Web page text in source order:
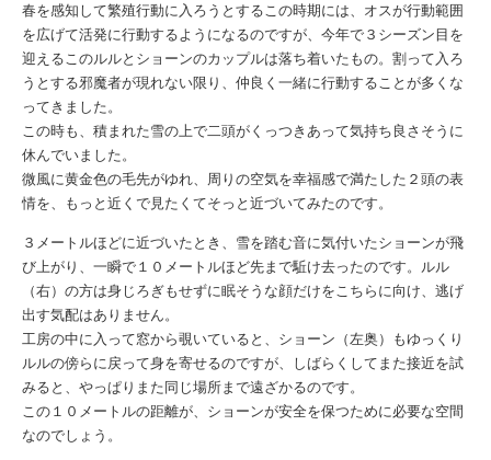
春を感知して繁殖行動に入ろうとするこの時期には、オスが行動範囲
を広げて活発に行動するようになるのですが、今年で３シーズン目を
迎えるこのルルとショーンのカップルは落ち着いたもの。割って入ろ
うとする邪魔者が現れない限り、仲良く一緒に行動することが多くな
ってきました。
この時も、積まれた雪の上で二頭がくっつきあって気持ち良さそうに
休んでいました。
微風に黄金色の毛先がゆれ、周りの空気を幸福感で満たした２頭の表
情を、もっと近くで見たくてそっと近づいてみたのです。
３メートルほどに近づいたとき、雪を踏む音に気付いたショーンが飛
び上がり、一瞬で１０メートルほど先まで駈け去ったのです。ルル
（右）の方は身じろぎもせずに眠そうな顔だけをこちらに向け、逃げ
出す気配はありません。
工房の中に入って窓から覗いていると、ショーン（左奥）もゆっくり
ルルの傍らに戻って身を寄せるのですが、しばらくしてまた接近を試
みると、やっぱりまた同じ場所まで遠ざかるのです。
この１０メートルの距離が、ショーンが安全を保つために必要な空間
なのでしょう。